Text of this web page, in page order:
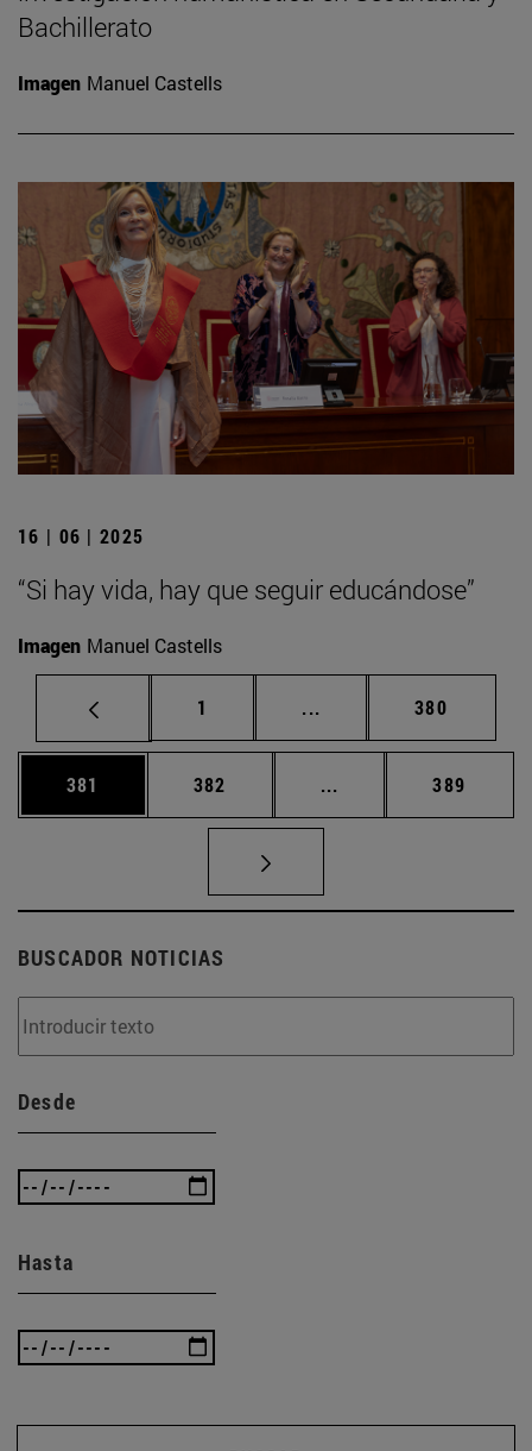
Bachillerato
Imagen Manuel Castells
16 | 06 | 2025
“Si hay vida, hay que seguir educándose”
Imagen Manuel Castells
Página
1 ... Páginas intermedias
Página
380
Página
381 Página
382 ... Páginas intermedias
Página
389
BUSCADOR NOTICIAS
Desde
Hasta